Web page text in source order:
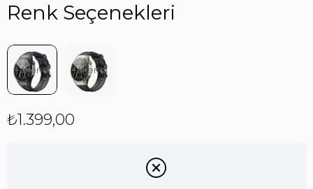
₺1.399,00
Renk Seçenekleri
Tükendi Tükendi